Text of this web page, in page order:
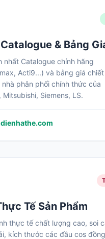
& Bảng
nhất Catalogue chính hãng
Acti9...) và bảng giá
phân phối chính thức của
Mitsubishi, Siemens, LS.
Tế Sản Phẩm
thực tế chất lượng cao, soi
kích thước các đầu cos